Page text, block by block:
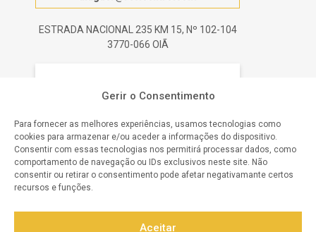
Gerir o Consentimento
Para fornecer as melhores experiências, usamos tecnologias como
cookies para armazenar e/ou aceder a informações do dispositivo.
Consentir com essas tecnologias nos permitirá processar dados, como
comportamento de navegação ou IDs exclusivos neste site. Não
consentir ou retirar o consentimento pode afetar negativamante certos
recursos e funções.
Aceitar
ESTRADA NACIONAL 235 KM 15, Nº 102-104
3770-066 OIÃ
Satisfação do Cliente
Qualidade Garantida
Atendimento Personalizado
Confiança e Segurança